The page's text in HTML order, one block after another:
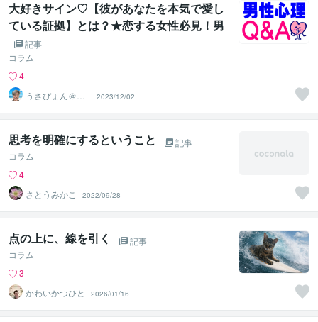
大好きサイン♡【彼があなたを本気で愛し
ている証拠】とは？★恋する女性必見！男
の本音を紐解こう！【男性心理Q&A】片思
い・不倫・復縁の恋愛心理学『ココナラ電
話相談』
記事
コラム
4
うさぴょん＠癒
し系アラフィフ
心寄り添い人
2023/12/02
思考を明確にするということ
記事
コラム
4
さとうみかこ
2022/09/28
点の上に、線を引く
記事
コラム
3
かわいかつひと
2026/01/16